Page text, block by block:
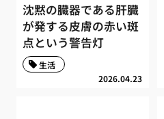
沈黙の臓器である肝臓
が発する皮膚の赤い斑
点という警告灯
2026.04.23
生活